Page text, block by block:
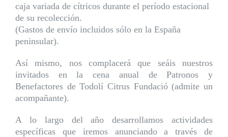
caja variada de cítricos durante el período estacional
de su recolección.
(Gastos de envío incluidos sólo en la España
peninsular).
Así mismo, nos complacerá que seáis nuestros
invitados en la cena anual de Patronos y
Benefactores de Todolí Citrus Fundació (admite un
acompañante).
A lo largo del año desarrollamos actividades
específicas que iremos anunciando a través de